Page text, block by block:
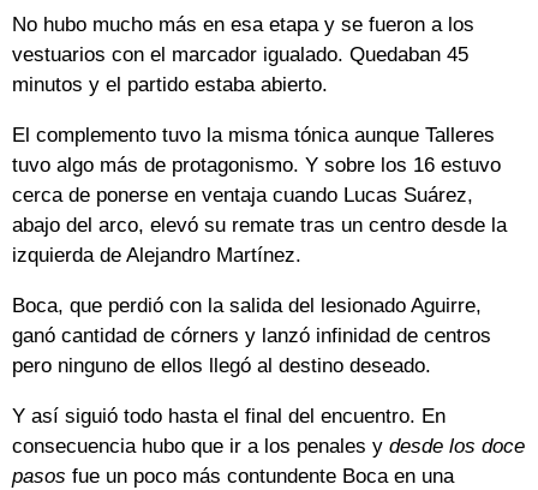
No hubo mucho más en esa etapa y se fueron a los
vestuarios con el marcador igualado. Quedaban 45
minutos y el partido estaba abierto.
El complemento tuvo la misma tónica aunque Talleres
tuvo algo más de protagonismo. Y sobre los 16 estuvo
cerca de ponerse en ventaja cuando Lucas Suárez,
abajo del arco, elevó su remate tras un centro desde la
izquierda de Alejandro Martínez.
Boca, que perdió con la salida del lesionado Aguirre,
ganó cantidad de córners y lanzó infinidad de centros
pero ninguno de ellos llegó al destino deseado.
Y así siguió todo hasta el final del encuentro. En
consecuencia hubo que ir a los penales y desde los doce
pasos fue un poco más contundente Boca en una